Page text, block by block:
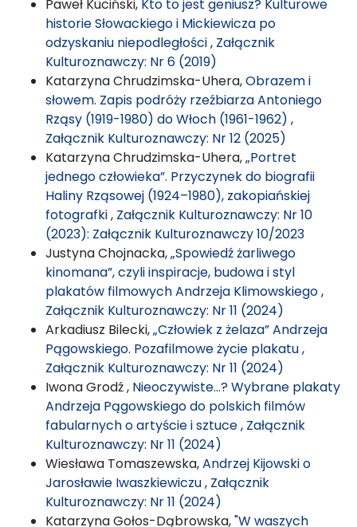
Paweł Kuciński, Kto to jest geniusz? Kulturowe
historie Słowackiego i Mickiewicza po
odzyskaniu niepodległości, Załącznik
Kulturoznawczy: Nr 6 (2019)
Katarzyna Chrudzimska-Uhera,Obrazem i
słowem. Zapis podróży rzeźbiarza Antoniego
Rząsy (1919-1980) do Włoch (1961-1962) ,
Załącznik Kulturoznawczy: Nr 12 (2025)
Katarzyna Chrudzimska-Uhera,„Portret
jednego człowieka”. Przyczynek do biografii
Haliny Rząsowej (1924–1980), zakopiańskiej
fotografki, Załącznik Kulturoznawczy: Nr 10
(2023): Załącznik Kulturoznawczy 10/2023
Justyna Chojnacka,„Spowiedź żarliwego
kinomana”, czyli inspiracje, budowa i styl
plakatów filmowych Andrzeja Klimowskiego,
Załącznik Kulturoznawczy: Nr 11 (2024)
Arkadiusz Bilecki,„Człowiek z żelaza” Andrzeja
Pągowskiego. Pozafilmowe życie plakatu,
Załącznik Kulturoznawczy: Nr 11 (2024)
Iwona Grodź , Nieoczywiste…? Wybrane plakaty
Andrzeja Pągowskiego do polskich filmów
fabularnych o artyście i sztuce, Załącznik
Kulturoznawczy: Nr 11 (2024)
Wiesława Tomaszewska,Andrzej Kijowski o
Jarosławie Iwaszkiewiczu, Załącznik
Kulturoznawczy: Nr 11 (2024)
Katarzyna Gołos-Dąbrowska,"W waszych